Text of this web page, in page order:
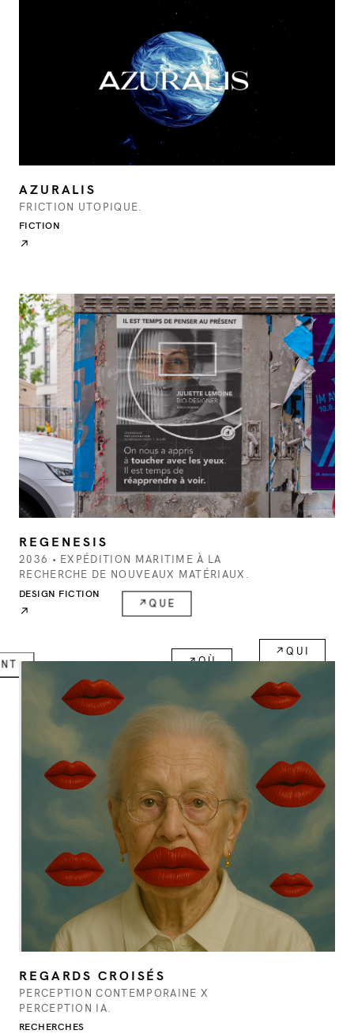
↗OÙ
AZURALIS
FRICTION UTOPIQUE.
FICTION
↗
REGENESIS
2036 • EXPÉDITION MARITIME À LA
RECHERCHE DE NOUVEAUX MATÉRIAUX.
DESIGN FICTION
↗
REGARDS CROISÉS
PERCEPTION CONTEMPORAINE X
PERCEPTION IA.
RECHERCHES